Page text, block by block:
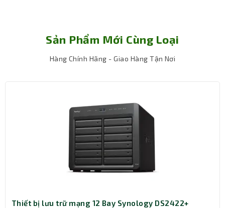
Sử dụng T7 mà không lo quá nóng. Giải pháp nhiệt tiên
tiến của T7 sử dụng công nghệ ePCM và Dynamic Heat
Guard được thiết kế để chịu và kiểm soát nhiệt, do đó,
Sản Phẩm Mới Cùng Loại
Hàng Chính Hãng - Giao Hàng Tận Nơi
Thiết bị lưu trữ mạng 12 Bay Synology DS2422+